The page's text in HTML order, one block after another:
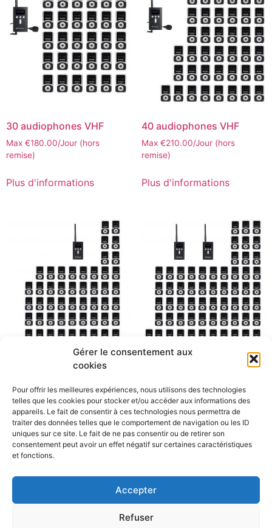
Gérer le consentement aux
cookies
Pour offrir les meilleures expériences, nous utilisons des technologies
telles que les cookies pour stocker et/ou accéder aux informations des
appareils. Le fait de consentir à ces technologies nous permettra de
traiter des données telles que le comportement de navigation ou les ID
uniques sur ce site. Le fait de ne pas consentir ou de retirer son
consentement peut avoir un effet négatif sur certaines caractéristiques
et fonctions.
Accepter
Refuser
30 audiophones VHF
Max €180.00/Jour (hors
remise)
Plus d'informations
40 audiophones VHF
Max €210.00/Jour (hors
remise)
Plus d'informations
50 audiophones VHF
remise)
Plus d'informations
remise)
Plus d'informations
1 2 →
Informations légales